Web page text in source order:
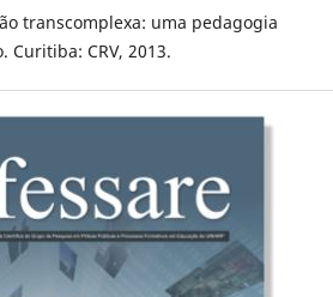
transcomplexa: uma pedagogia
CRV, 2013.